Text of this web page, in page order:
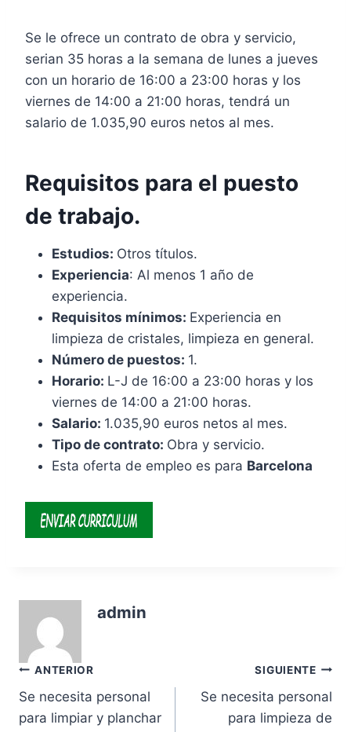
Se le ofrece un contrato de obra y servicio,
serian 35 horas a la semana de lunes a jueves
con un horario de 16:00 a 23:00 horas y los
viernes de 14:00 a 21:00 horas, tendrá un
salario de 1.035,90 euros netos al mes.
Requisitos para el puesto
de trabajo.
Estudios: Otros títulos.
Experiencia: Al menos 1 año de
experiencia.
Requisitos mínimos: Experiencia en
limpieza de cristales, limpieza en general.
Número de puestos: 1.
Horario: L-J de 16:00 a 23:00 horas y los
viernes de 14:00 a 21:00 horas.
Salario: 1.035,90 euros netos al mes.
Tipo de contrato: Obra y servicio.
Esta oferta de empleo es para Barcelona
admin
Navegación
de
ANTERIOR
Se necesita personal
para limpiar y planchar
SIGUIENTE
Se necesita personal
para limpieza de